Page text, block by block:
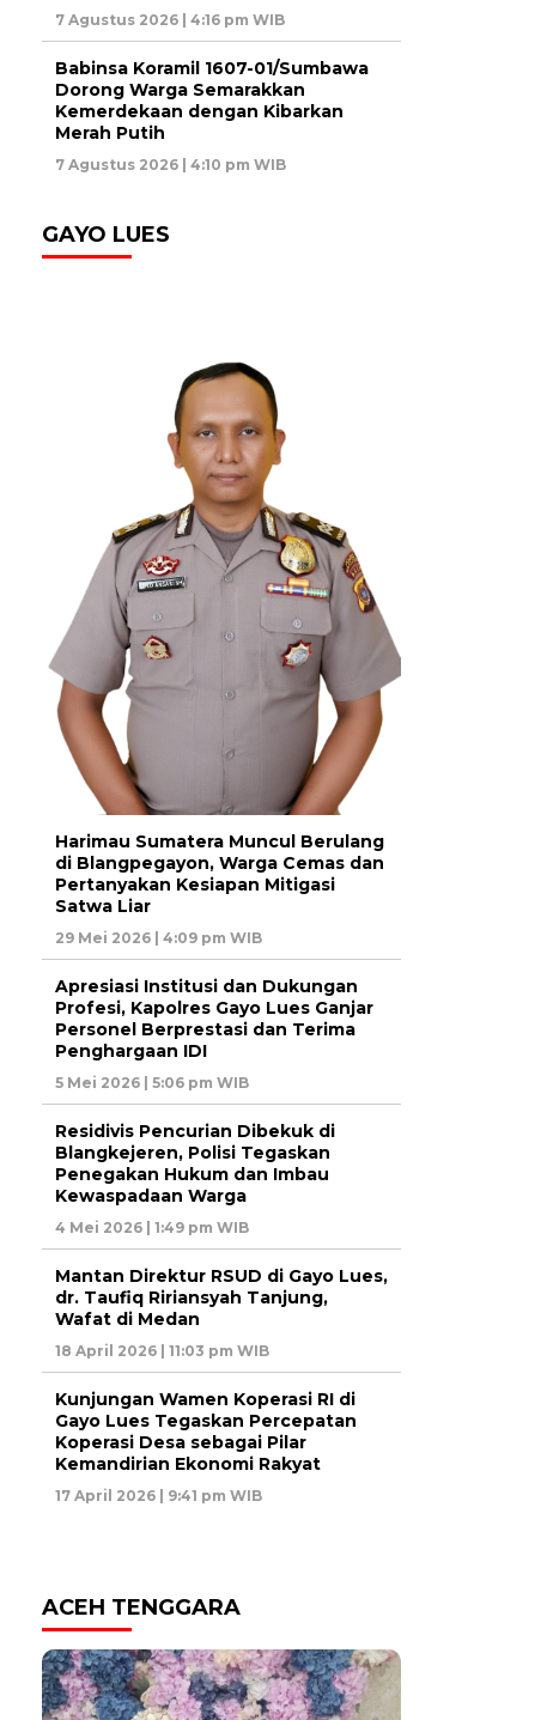
7 Agustus 2026 | 4:16 pm WIB
Babinsa Koramil 1607-01/Sumbawa
Dorong Warga Semarakkan
Kemerdekaan dengan Kibarkan
Merah Putih
7 Agustus 2026 | 4:10 pm WIB
GAYO LUES
Harimau Sumatera Muncul Berulang
di Blangpegayon, Warga Cemas dan
Pertanyakan Kesiapan Mitigasi
Satwa Liar
29 Mei 2026 | 4:09 pm WIB
Apresiasi Institusi dan Dukungan
Profesi, Kapolres Gayo Lues Ganjar
Personel Berprestasi dan Terima
Penghargaan IDI
5 Mei 2026 | 5:06 pm WIB
Residivis Pencurian Dibekuk di
Blangkejeren, Polisi Tegaskan
Penegakan Hukum dan Imbau
Kewaspadaan Warga
4 Mei 2026 | 1:49 pm WIB
Mantan Direktur RSUD di Gayo Lues,
dr. Taufiq Ririansyah Tanjung,
Wafat di Medan
18 April 2026 | 11:03 pm WIB
Kunjungan Wamen Koperasi RI di
Gayo Lues Tegaskan Percepatan
Koperasi Desa sebagai Pilar
Kemandirian Ekonomi Rakyat
17 April 2026 | 9:41 pm WIB
ACEH TENGGARA